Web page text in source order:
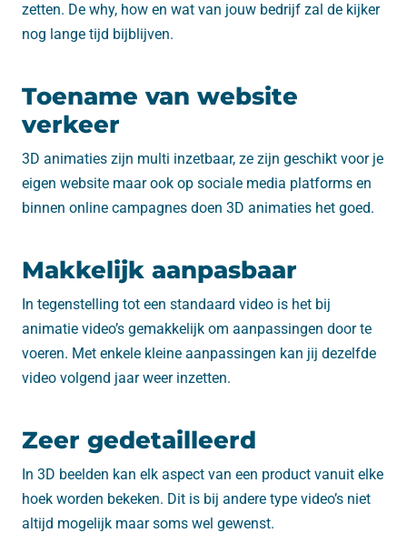
zetten. De why, how en wat van jouw bedrijf zal de kijker
nog lange tijd bijblijven.
Toename van website
verkeer
3D animaties zijn multi inzetbaar, ze zijn geschikt voor je
eigen website maar ook op sociale media platforms en
binnen online campagnes doen 3D animaties het goed.
Makkelijk aanpasbaar
In tegenstelling tot een standaard video is het bij
animatie video’s gemakkelijk om aanpassingen door te
voeren. Met enkele kleine aanpassingen kan jij dezelfde
video volgend jaar weer inzetten.
Zeer gedetailleerd
In 3D beelden kan elk aspect van een product vanuit elke
hoek worden bekeken. Dit is bij andere type video’s niet
altijd mogelijk maar soms wel gewenst.